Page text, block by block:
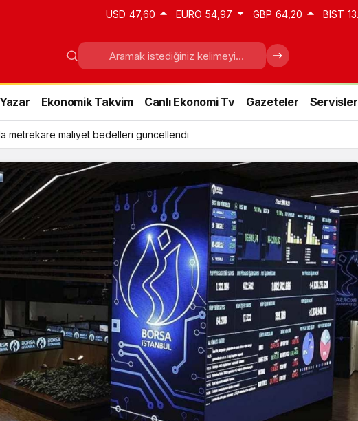
USD 47,60 EURO 54,97 GBP 64,20 BIST
Yazar Ekonomik Takvim Canlı Ekonomi Tv Gazeteler Servisler
metrekare maliyet bedelleri güncellendi